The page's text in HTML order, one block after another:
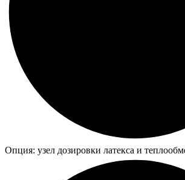
Опция: узел дозировки латекса и